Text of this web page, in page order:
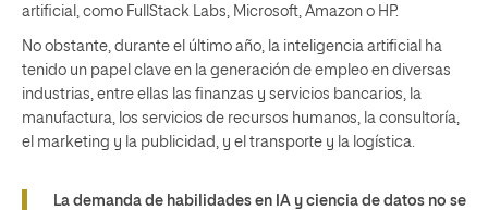
artificial, como FullStack Labs, Microsoft, Amazon o HP.
No obstante, durante el último año, la inteligencia artificial ha
tenido un papel clave en la generación de empleo en diversas
industrias, entre ellas las finanzas y servicios bancarios, la
manufactura, los servicios de recursos humanos, la consultoría,
el marketing y la publicidad, y el transporte y la logística.
La demanda de habilidades en IA y ciencia de datos no se